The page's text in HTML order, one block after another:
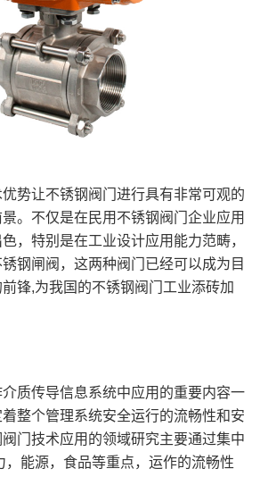
势让不锈钢阀门进行具有非常可观的
。不仅是在民用不锈钢阀门企业应用
，特别是在工业设计应用能力范畴，
钢闸阀，这两种阀门已经可以成为目
锋,为我国的不锈钢阀门工业添砖加
质传导信息系统中应用的重要内容一
整个管理系统安全运行的流畅性和安
门技术应用的领域研究主要通过集中
，能源，食品等重点，运作的流畅性